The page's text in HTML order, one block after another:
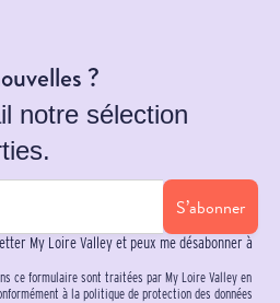
?
notre sélection
S’abonner
My Loire Valley et peux me désabonner à
ce formulaire sont traitées par My Loire Valley en
à la politique de protection des données